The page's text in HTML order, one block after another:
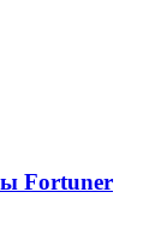
Fortuner